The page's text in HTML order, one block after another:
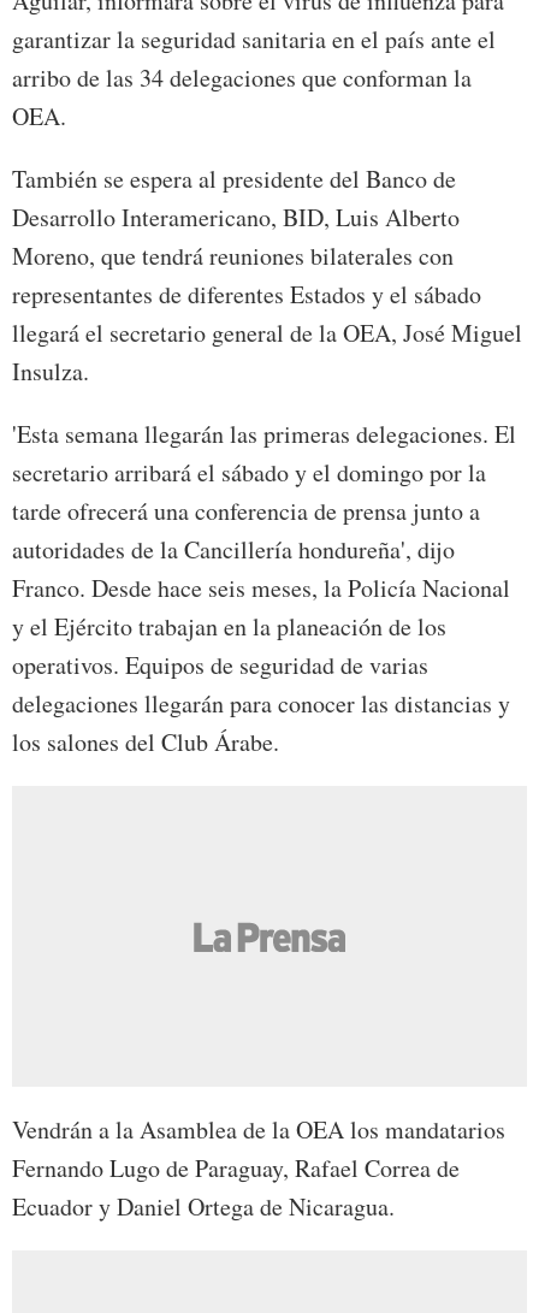
garantizar la seguridad sanitaria en el país ante el
arribo de las 34 delegaciones que conforman la
OEA.
También se espera al presidente del Banco de
Desarrollo Interamericano, BID, Luis Alberto
Moreno, que tendrá reuniones bilaterales con
representantes de diferentes Estados y el sábado
llegará el secretario general de la OEA, José Miguel
Insulza.
'Esta semana llegarán las primeras delegaciones. El
secretario arribará el sábado y el domingo por la
tarde ofrecerá una conferencia de prensa junto a
autoridades de la Cancillería hondureña', dijo
Franco. Desde hace seis meses, la Policía Nacional
y el Ejército trabajan en la planeación de los
operativos. Equipos de seguridad de varias
delegaciones llegarán para conocer las distancias y
los salones del Club Árabe.
Vendrán a la Asamblea de la OEA los mandatarios
Fernando Lugo de Paraguay, Rafael Correa de
Ecuador y Daniel Ortega de Nicaragua.